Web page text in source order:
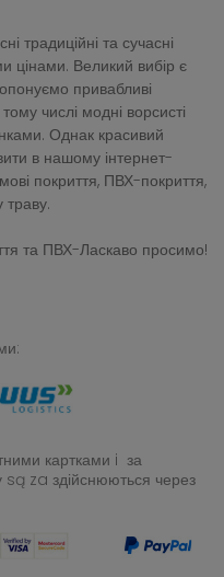
традиційні та сучасні
цінами. Великий вибір є
привабливі
числі модні ворсисті
Однак красивий
в нашому інтернет-
покриття, ПВХ-покриття,
траву.
та ПВХ-Ласкаво просимо!
картками i за
są za здійснюються через